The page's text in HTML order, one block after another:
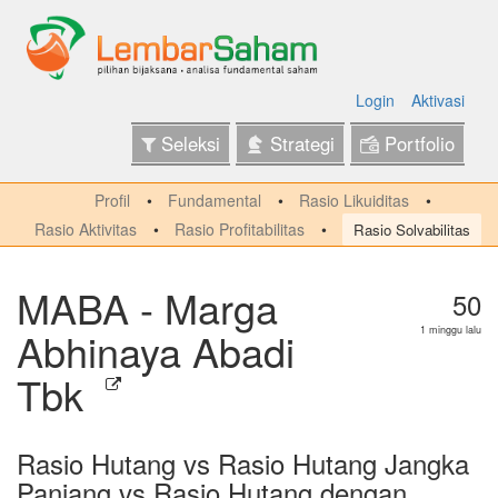
Login Aktivasi
Seleksi Strategi Portfolio
Profil Fundamental
Rasio Likuiditas
Rasio Aktivitas
Rasio Profitabilitas Rasio Solvabilitas
MABA - Marga
Abhinaya Abadi
Tbk
50
1 minggu lalu
Rasio Hutang vs Rasio Hutang Jangka